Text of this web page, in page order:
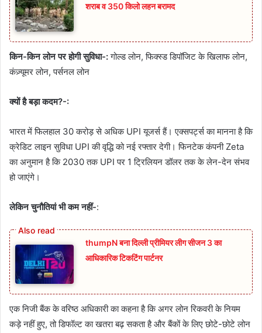
शराब व 350 किलो लहन बरामद
किन-किन लोन पर होगी सुविधा-:गोल्ड लोन, फिक्स्ड डिपॉजिट के खिलाफ लोन,
कंज़्यूमर लोन, पर्सनल लोन
क्यों है बड़ा कदम?-:
भारत में फिलहाल 30 करोड़ से अधिक UPI यूजर्स हैं। एक्सपर्ट्स का मानना है कि
क्रेडिट लाइन सुविधा UPI की वृद्धि को नई रफ्तार देगी। फिनटेक कंपनी Zeta
का अनुमान है कि 2030 तक UPI पर 1 ट्रिलियन डॉलर तक के लेन-देन संभव
हो जाएंगे।
लेकिन चुनौतियां भी कम नहीं-:
thumpN बना दिल्ली प्रीमियर लीग सीजन 3 का
आधिकारिक टिकटिंग पार्टनर
एक निजी बैंक के वरिष्ठ अधिकारी का कहना है कि अगर लोन रिकवरी के नियम
कड़े नहीं हुए, तो डिफॉल्ट का खतरा बढ़ सकता है और बैंकों के लिए छोटे-छोटे लोन